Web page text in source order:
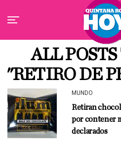
ALL
"RETIRO DE
MUNDO
Retiran
por contener
declarados